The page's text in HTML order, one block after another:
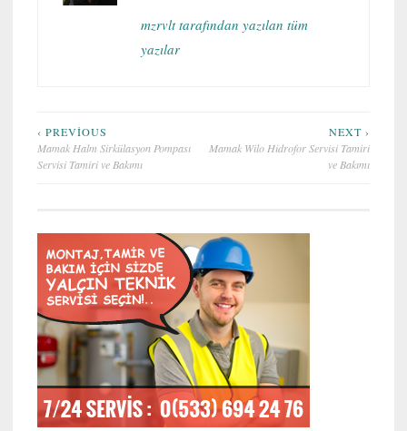
mzrvlt tarafından yazılan tüm
yazılar
Yazı
gezinmesi
‹ PREVIOUS
Mamak Halm Sirkülasyon Pompası
Servisi Tamiri ve Bakımı
NEXT ›
Mamak Wilo Hidrofor Servisi Tamiri
ve Bakımı